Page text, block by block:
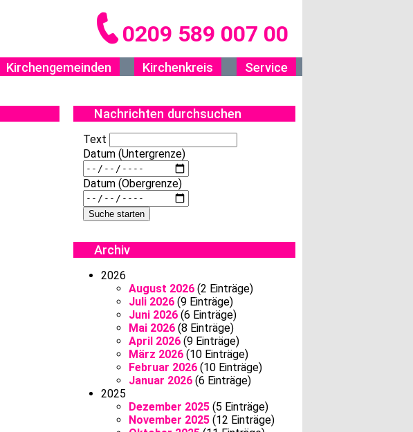
0209 589 007 00
Kirchengemeinden Kirchenkreis Service
Nachrichten durchsuchen
Text
Datum (Untergrenze)
Datum (Obergrenze)
Archiv
2026
August 2026(2 Einträge)
Juli 2026(9 Einträge)
Juni 2026(6 Einträge)
Mai 2026(8 Einträge)
April 2026(9 Einträge)
März 2026(10 Einträge)
Februar 2026(10 Einträge)
Januar 2026(6 Einträge)
2025
Dezember 2025(5 Einträge)
November 2025(12 Einträge)